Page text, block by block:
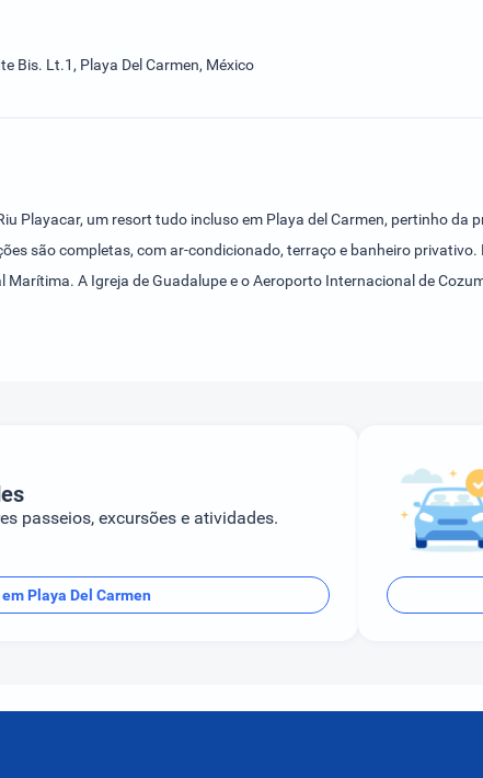
Bis. Lt.1, Playa Del Carmen, México
Playacar, um resort tudo incluso em Playa del Carmen, pertinho da
são completas, com ar-condicionado, terraço e banheiro
Marítima. A Igreja de Guadalupe e o Aeroporto Internacional de
passeios, excursões e atividades.
Playa Del Carmen